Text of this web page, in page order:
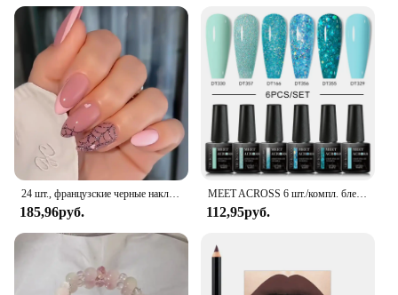
185,96руб.
MEET ACROSS 6 шт./компл. блестящий красный, серебристый гель-лак для ногтей с блестками, полуперманентный УФ-набор для ногтей, базовое матовое верхнее покрытие для дизайна ногтей
112,95руб.